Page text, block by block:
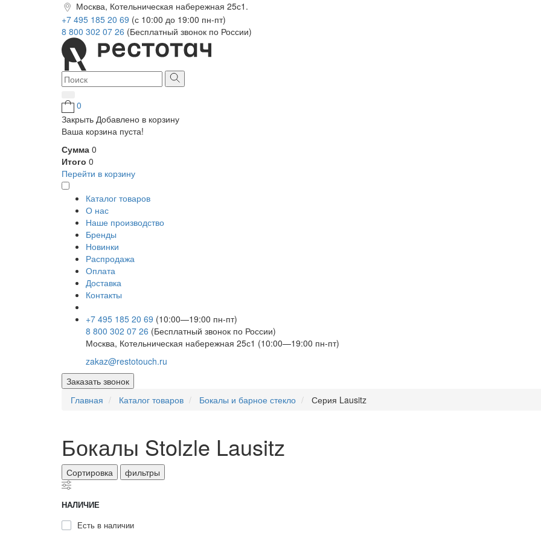
Москва, Котельническая набережная 25с1.
+7 495 185 20 69 (с 10:00 до 19:00 пн-пт)
8 800 302 07 26 (Бесплатный звонок по России)
0
Закрыть Добавлено в корзину
Ваша корзина пуста!
Сумма 0
Итого 0
Перейти в корзину
Каталог товаров
О нас
Наше производство
Бренды
Новинки
Распродажа
Оплата
Доставка
Контакты
+7 495 185 20 69 (10:00—19:00 пн-пт)
8 800 302 07 26 (Бесплатный звонок по России)
Москва, Котельническая набережная 25с1 (10:00—19:00 пн-пт)
zakaz@restotouch.ru
Заказать звонок
Главная
Каталог товаров Бокалы и барное стекло Серия Lausitz
Бокалы Stolzle Lausitz
Сортировка фильтры
НАЛИЧИЕ
Есть в наличии